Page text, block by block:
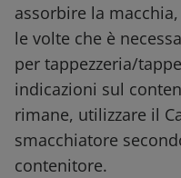
assorbire la
le volte che è
per tappezzeria/
indicazioni sul
rimane, utilizzare il
smacchiatore
contenitore.